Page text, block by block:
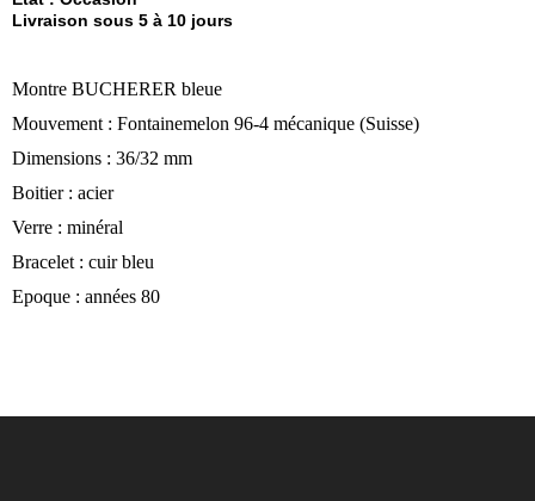
Livraison sous 5 à 10 jours
Montre BUCHERER bleue
Mouvement : Fontainemelon 96-4 mécanique (Suisse)
Dimensions : 36/32 mm
Boitier : acier
Verre : minéral
Bracelet : cuir bleu
Epoque : années 80